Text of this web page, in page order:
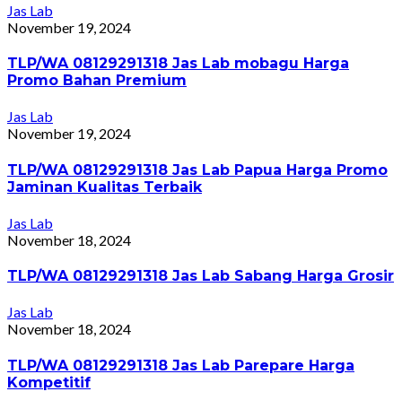
Jas Lab
November 19, 2024
TLP/WA 08129291318 Jas Lab mobagu Harga
Promo Bahan Premium
Jas Lab
November 19, 2024
TLP/WA 08129291318 Jas Lab Papua Harga Promo
Jaminan Kualitas Terbaik
Jas Lab
November 18, 2024
TLP/WA 08129291318 Jas Lab Sabang Harga Grosir
Jas Lab
November 18, 2024
TLP/WA 08129291318 Jas Lab Parepare Harga
Kompetitif